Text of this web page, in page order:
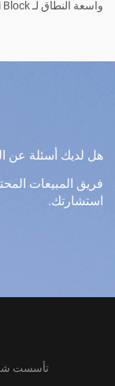
واسعة النطاق لـ Combi Block في مدينة لانغفانغ بمقاطعة خبي.
هل لديك أسئلة عن
فريق المبيعات
استشارتك.
تأسست